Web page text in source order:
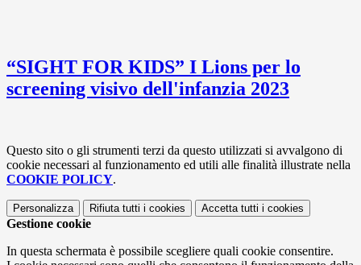
“SIGHT FOR KIDS” I Lions per lo
screening visivo dell'infanzia 2023
Questo sito o gli strumenti terzi da questo utilizzati si avvalgono di
cookie necessari al funzionamento ed utili alle finalità illustrate nella
COOKIE POLICY.
Personalizza Rifiuta tutti i cookies Accetta tutti i cookies
Gestione cookie
In questa schermata è possibile scegliere quali cookie consentire.